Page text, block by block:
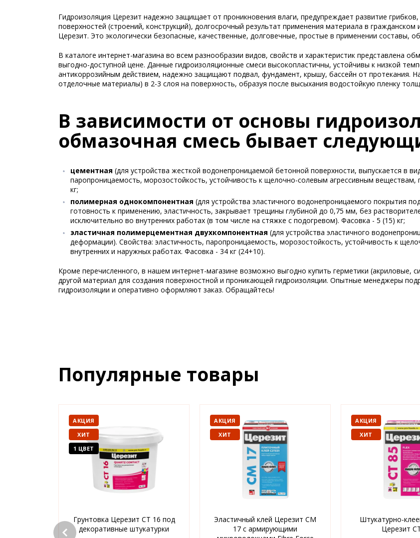
Гидроизоляция Церезит надежно защищает от проникновения влаги, предупреждает развитие
поверхностей (строений, конструкций), долгосрочный результат применения материала в
Церезит. Это экологически безопасные, качественные, долговечные, простые в применении составы,
В каталоге интернет-магазина во всем разнообразии видов, свойств и характеристик представлена
выгодно-доступной цене. Данные гидроизоляционные смеси высокопластичны, устойчивы к низкой
антикоррозийным действием, надежно защищают подвал, фундамент, крышу, бассейн от протекания.
отделочные материалы) в 2-3 слоя на поверхность, образуя после высыхания водостойкую пленку
В зависимости от основы
обмазочная смесь бывает
цементная (для устройства жесткой водонепроницаемой бетонной поверхности, выпускается в
паропроницаемость, морозостойкость, устойчивость к щелочно-солевым агрессивным веществам,
кг;
полимерная однокомпонентная (для устройства эластичного водонепроницаемого покрытия
готовность к применению, эластичность, закрывает трещины глубиной до 0,75 мм, без
исключительно во внутренних работах (в том числе на стяжке с подогревом). Фасовка - 5 (15) кг;
эластичная полимерцементная двухкомпонентная (для устройства эластичного
деформации). Свойства: эластичность, паропроницаемость, морозостойкость, устойчивость к
внутренних и наружных работах. Фасовка - 34 кг (24+10).
Кроме перечисленного, в нашем интернет-магазине возможно выгодно купить герметики (акриловые,
другой материал для создания поверхностной и проникающей гидроизоляции. Опытные менеджеры
гидроизоляции и оперативно оформляют заказ. Обращайтесь!
Популярные товары
АКЦИЯ
ХИТ
1 ЦВЕТ
Грунтовка Церезит CT 16 под
декоративные штукатурки
АКЦИЯ
ХИТ
Эластичный клей Церезит CM
17 с армирующими
АКЦИЯ
ХИТ
Штукатурно-
Церезит